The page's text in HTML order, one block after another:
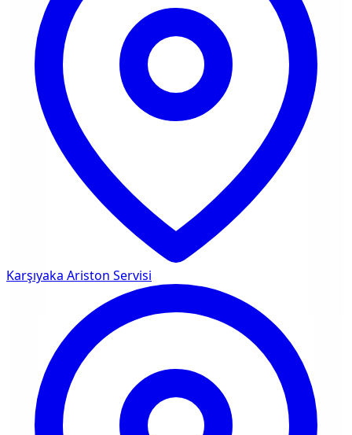
Karşıyaka Ariston Servisi